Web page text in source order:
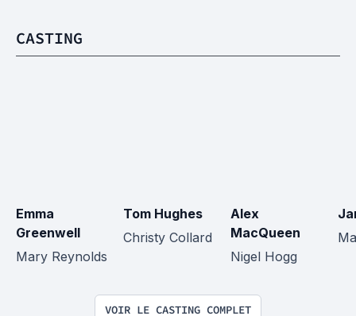
CASTING
Emma
Greenwell
Mary Reynolds
Tom Hughes
Christy Collard
Alex
MacQueen
Nigel Hogg
VOIR LE CASTING COMPLET